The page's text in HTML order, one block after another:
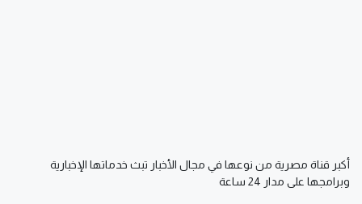
أكبر قناة مصرية من نوعها في مجال الأخبار تبث خدماتها الإخبارية
وبرامجها على مدار 24 ساعة